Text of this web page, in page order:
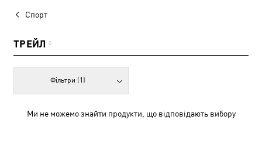
Спорт
ТРЕЙЛ 0
Фільтри (1)
Ми не можемо знайти продукти, що відповідають вибору